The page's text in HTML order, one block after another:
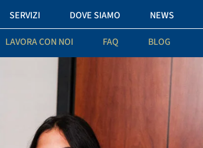
SERVIZI DOVE SIAMO NEWS
LAVORA CON NOI FAQ BLOG